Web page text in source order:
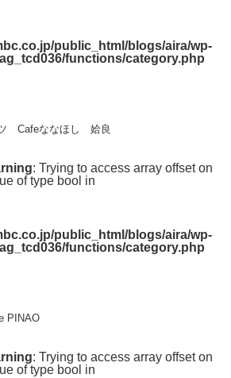
public_html/blogs/aira/wp-
functions/category.php
Cafeななほし 姶良
: Trying to access array offset on
of type bool in
public_html/blogs/aira/wp-
functions/category.php
PINAO
: Trying to access array offset on
of type bool in